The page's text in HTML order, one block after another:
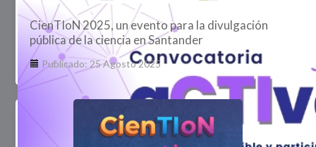
CienTIoN 2025, un evento para la divulgación
pública de la ciencia en Santander
Publicado: 25 Agosto 2025